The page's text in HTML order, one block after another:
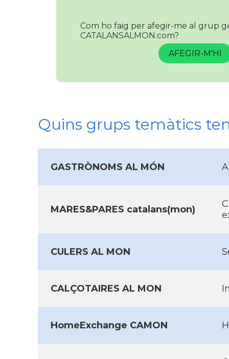
Com ho faig per afegir-me al grup
CATALANSALMON.com?
AFEGIR-M'HI
Quins grups temàtics
GASTRÒNOMS AL MÓN
MARES&PARES catalans(mon)
CULERS AL MON
CALÇOTAIRES AL MON
HomeExchange CAMON